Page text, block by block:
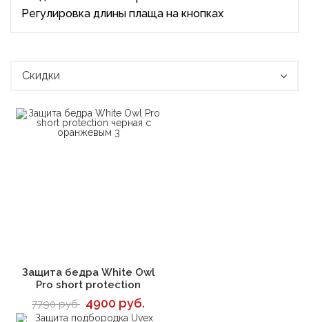
Регулировка длины плаща на кнопках
Скидки
В корзину
Защита бедра White Owl
Pro short protection
7790 руб. 4900 руб.